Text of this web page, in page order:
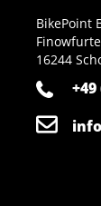
BikePoint
16244
+49